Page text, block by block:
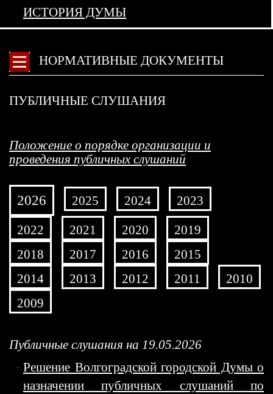
ИСТОРИЯ ДУМЫ
НОРМАТИВНЫЕ ДОКУМЕНТЫ
ПУБЛИЧНЫЕ СЛУШАНИЯ
Положение о порядке организации и
проведения публичных слушаний
2026 2025 2024
2023
2022
2021 2020
2019
2018
2017 2016
2015
2014
2013 2012 2011
2010
2009
Публичные слушания на 19.05.2026
Решение Волгоградской городской Думы о
назначении публичных слушаний по